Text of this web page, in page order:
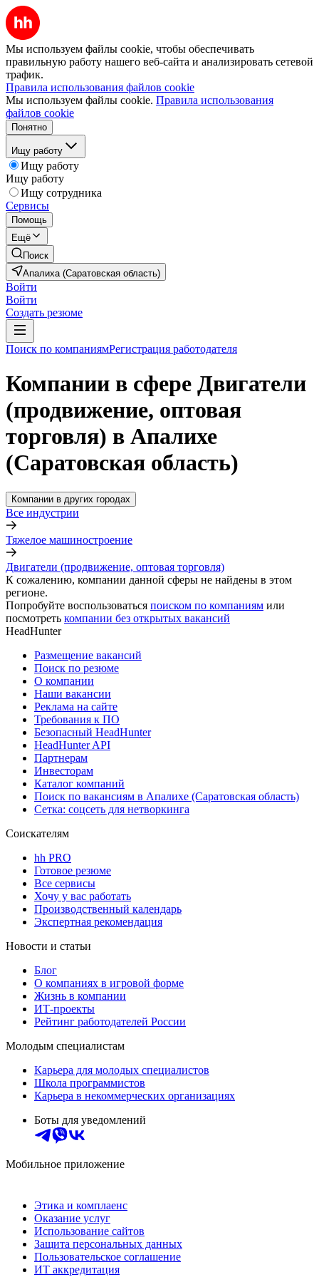
Мы используем файлы cookie, чтобы обеспечивать
правильную работу нашего веб-сайта и анализировать сетевой
трафик.
Правила использования файлов cookie
Мы используем файлы cookie. Правила использования
файлов cookie
Понятно
Ищу работу
Ищу работу
Ищу работу
Ищу сотрудника
Сервисы
Помощь
Ещё
Поиск
Апалиха (Саратовская область)
Войти
Войти
Создать резюме
Поиск по компаниямРегистрация работодателя
Компании в сфере Двигатели
(продвижение, оптовая
торговля) в Апалихе
(Саратовская область)
Компании в других городах
Все индустрии
Тяжелое машиностроение
Двигатели (продвижение, оптовая торговля)
К сожалению, компании данной сферы не найдены в этом
регионе.
Попробуйте воспользоваться поиском по компаниям или
посмотреть компании без открытых вакансий
HeadHunter
Размещение вакансий
Поиск по резюме
О компании
Наши вакансии
Реклама на сайте
Требования к ПО
Безопасный HeadHunter
HeadHunter API
Партнерам
Инвесторам
Каталог компаний
Поиск по вакансиям в Апалихе (Саратовская область)
Сетка: соцсеть для нетворкинга
Соискателям
hh PRO
Готовое резюме
Все сервисы
Хочу у вас работать
Производственный календарь
Экспертная рекомендация
Новости и статьи
Блог
О компаниях в игровой форме
Жизнь в компании
ИТ-проекты
Рейтинг работодателей России
Молодым специалистам
Карьера для молодых специалистов
Школа программистов
Карьера в некоммерческих организациях
Боты для уведомлений
Мобильное приложение
Этика и комплаенс
Оказание услуг
Использование сайтов
Защита персональных данных
Пользовательское соглашение
ИТ аккредитация